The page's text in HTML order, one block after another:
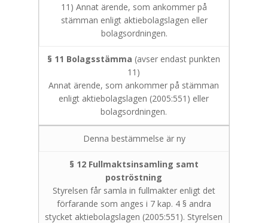
11) Annat ärende, som ankommer på
stämman enligt aktiebolagslagen eller
bolagsordningen.
§ 11 Bolagsstämma (avser endast punkten
11)
Annat ärende, som ankommer på stämman
enligt aktiebolagslagen (2005:551) eller
bolagsordningen.
Denna bestämmelse är ny
§ 12 Fullmaktsinsamling samt
poströstning
Styrelsen får samla in fullmakter enligt det
förfarande som anges i 7 kap. 4 § andra
stycket aktiebolagslagen (2005:551). Styrelsen